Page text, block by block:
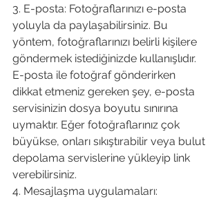
3. E-posta: Fotoğraflarınızı e-posta
yoluyla da paylaşabilirsiniz. Bu
yöntem, fotoğraflarınızı belirli kişilere
göndermek istediğinizde kullanışlıdır.
E-posta ile fotoğraf gönderirken
dikkat etmeniz gereken şey, e-posta
servisinizin dosya boyutu sınırına
uymaktır. Eğer fotoğraflarınız çok
büyükse, onları sıkıştırabilir veya bulut
depolama servislerine yükleyip link
verebilirsiniz.
4. Mesajlaşma uygulamaları: